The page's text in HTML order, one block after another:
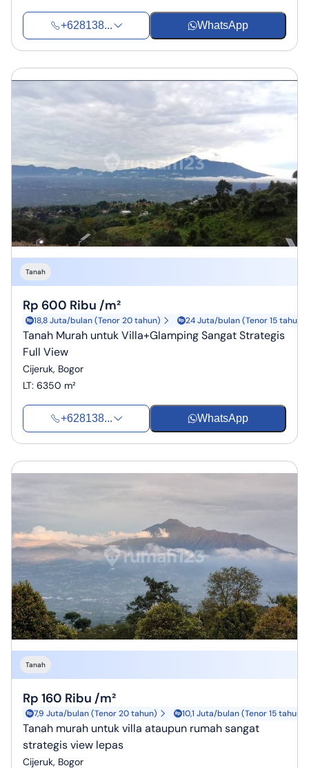
+628138... WhatsApp
Tanah
Rp 600 Ribu /m²
18,8 Juta/bulan (Tenor 20 tahun) 24 Juta/bulan (Tenor 15 tahun)
Tanah Murah untuk Villa+Glamping Sangat Strategis
Full View
Cijeruk, Bogor
LT: 6350 m²
+628138... WhatsApp
Tanah
Rp 160 Ribu /m²
7,9 Juta/bulan (Tenor 20 tahun) 10,1 Juta/bulan (Tenor 15 tahun)
Tanah murah untuk villa ataupun rumah sangat
strategis view lepas
Cijeruk, Bogor